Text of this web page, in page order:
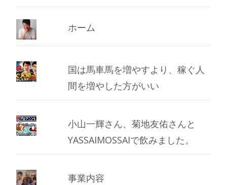
イ
ブ
ホーム
国は馬車馬を増やすより、稼ぐ人
間を増やした方がいい
小山一輝さん、菊地友佑さんと
YASSAIMOSSAIで飲みました。
事業内容